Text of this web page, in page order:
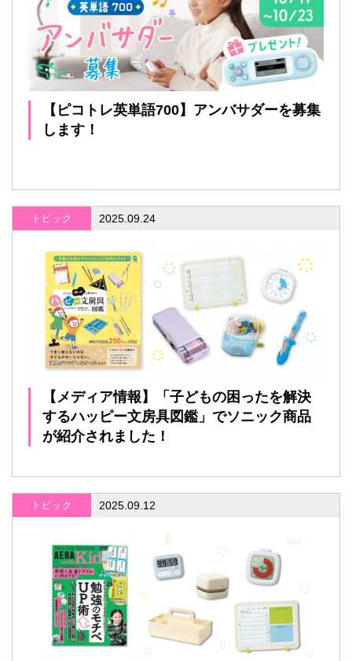
【ピコトレ英単語700】アンバサダーを募集
します！
トピック 2025.09.24
【メディア情報】「子どもの困ったを解決
するハッピー文房具図鑑」でソニック商品
が紹介されました！
トピック 2025.09.12